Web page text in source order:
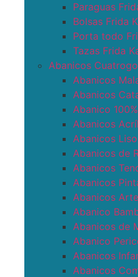
Paraguas
Bolsas Frida
Porta todo
Tazas Frida
Abanicos
Abanicos
Abanicos
Abanico
Abanicos
Abanicos
Abanicos de
Abanicos
Abanicos
Abanicos
Abanico
Abanicos de
Abanico
Abanicos
Abanicos